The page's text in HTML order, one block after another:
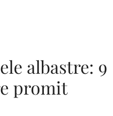
albastre: 9
promit